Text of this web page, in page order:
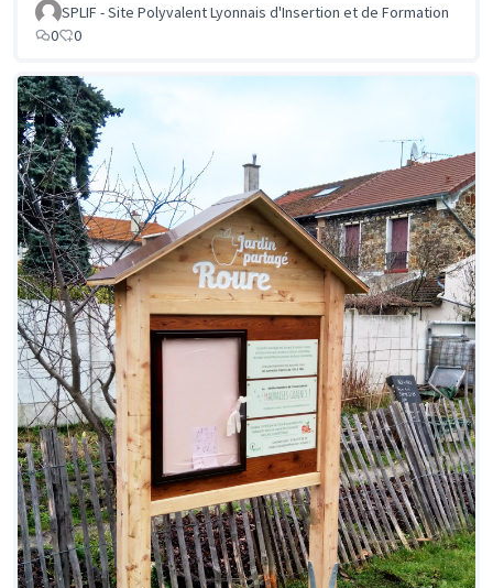
SPLIF - Site Polyvalent Lyonnais d'Insertion et de Formation
0
0